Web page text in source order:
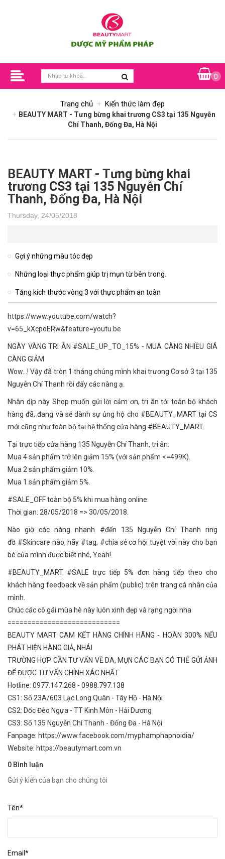
0
Trang chủ Kiến thức làm đẹp
BEAUTY MART - Tưng bừng khai trương CS3 tại 135 Nguyễn
Chí Thanh, Đống Đa, Hà Nội
BEAUTY MART - Tưng bừng khai
trương CS3 tại 135 Nguyễn Chí
Thanh, Đống Đa, Hà Nội
Thursday, 24/05/2018
Gợi ý những màu tóc đẹp
Những loại thực phẩm giúp trị mụn từ bên trong.
Tăng kích thước vòng 3 với thực phẩm an toàn
https://www.youtube.com/watch?
v=65_kXcpoERw&feature=youtu.be
NGÀY VÀNG TRI ÂN #SALE_UP_TO_15% - MUA CÀNG NHIỀU GIÁ
CÀNG GIẢM
Wow...! Vậy đã tròn 1 tháng chúng mình khai trương Cơ sở 3 tại 135
Nguyễn Chí Thanh rồi đấy các nàng ạ.
Nhân dịp này Shop muốn gửi lời cảm ơn, tri ân tới toàn bộ khách
hàng đã, đang và sẽ dành sự ủng hộ cho #BEAUTY_MARTtại CS
mới cũng như toàn bộ tại hệ thống cửa hàng #BEAUTY_MART.
Tại trực tiếp cửa hàng 135 Nguyễn Chí Thanh, tri ân:
Mua 4 sản phẩm trở lên giảm 15% (với sản phẩm <=499K).
Mua 2 sản phẩm giảm 10%.
Mua 1 sản phẩm giảm 5%.
#SALE_OFFtoàn bộ 5% khi mua hàng online.
Thời gian: 28/05/2018 => 30/05/2018.
Nào giờ các nàng nhanh #đến 135 Nguyễn Chí Thanh ring
đồ #Skincare nào, hãy #tag, #chia sẻ cơ hội tuyệt vời này cho bạn
bè của mình đuợc biết nhé, Yeah!
#BEAUTY_MART #SALE trực tiếp 5% đơn hàng tiếp theo cho
khách hàng feedback về sản phẩm (public) trên trang cá nhân của
mình.
Chúc các cô gái mùa hè này luôn xinh đẹp và rạng ngời nha
============================
BEAUTY MART CAM KẾT HÀNG CHÍNH HÃNG - HOÀN 300% NẾU
PHÁT HIỆN HÀNG GIẢ, NHÁI
TRƯỜNG HỢP CẦN TƯ VẤN VỀ DA, MỤN CÁC BẠN CÓ THỂ GỬI ẢNH
ĐỂ ĐƯỢC TƯ VẤN CHÍNH XÁC NHẤT
Hotline: 0977.147.268 - 0988.797.138
CS1: Số 23A/603 Lạc Long Quân - Tây Hồ - Hà Nội
CS2: Dốc Đèo Ngựa - TT Kinh Môn - Hải Dương
CS3: Số 135 Nguyễn Chí Thanh - Đống Đa - Hà Nội
Fanpage: https://www.facebook.com/myphamphapnoidia/
Website: https://beautymart.com.vn
0 Bình luận
Gửi ý kiến của bạn cho chúng tôi
Tên*
Email*